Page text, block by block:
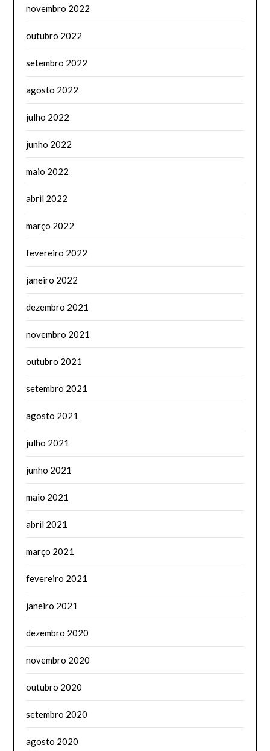
novembro 2022
outubro 2022
setembro 2022
agosto 2022
julho 2022
junho 2022
maio 2022
abril 2022
março 2022
fevereiro 2022
janeiro 2022
dezembro 2021
novembro 2021
outubro 2021
setembro 2021
agosto 2021
julho 2021
junho 2021
maio 2021
abril 2021
março 2021
fevereiro 2021
janeiro 2021
dezembro 2020
novembro 2020
outubro 2020
setembro 2020
agosto 2020